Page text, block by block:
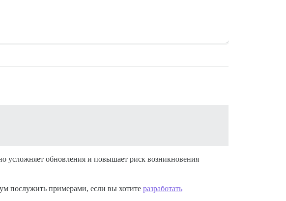
усложняет обновления и повышает риск возникновения
послужить примерами, если вы хотите разработать